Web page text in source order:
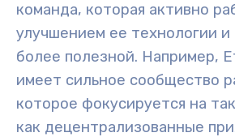
команда, которая активно
улучшением ее технологии и
более полезной. Например,
имеет сильное сообщество
которое фокусируется на
как децентрализованные